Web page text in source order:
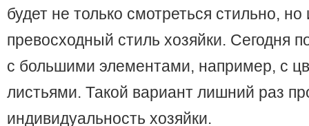
будет не только смотреться стильно, но
превосходный стиль хозяйки. Сегодня
с большими элементами, например, с
листьями. Такой вариант лишний раз
индивидуальность хозяйки.